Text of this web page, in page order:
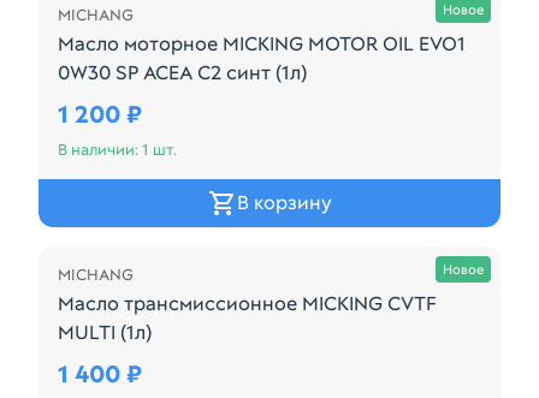
Новое
MICHANG
Масло моторное MICKING MOTOR OIL EVO1
0W30 SP ACEA C2 синт (1л)
Моторное масло Micking Motor Oil EVO1 0W-30
1 200 ₽
В наличии: 1 шт.
В корзину
Новое
Осталась 2 шт.
MICHANG
Масло трансмиссионное MICKING CVTF
MULTI (1л)
Полностью синтетическая жидкость,
1 400 ₽